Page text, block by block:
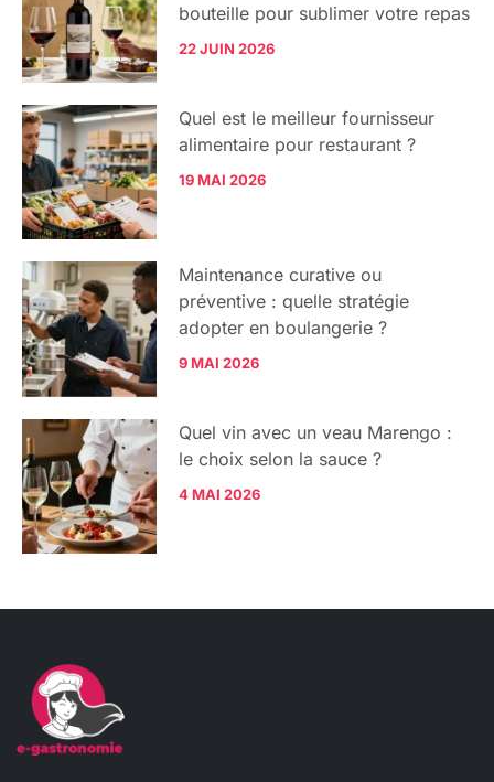
bouteille pour sublimer votre repas
22 JUIN 2026
Quel est le meilleur fournisseur
alimentaire pour restaurant ?
19 MAI 2026
Maintenance curative ou
préventive : quelle stratégie
adopter en boulangerie ?
9 MAI 2026
Quel vin avec un veau Marengo :
le choix selon la sauce ?
4 MAI 2026